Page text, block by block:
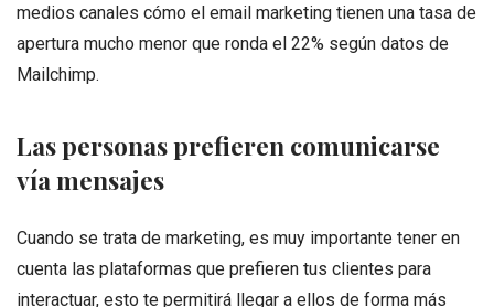
medios canales cómo el email marketing tienen una tasa de
apertura mucho menor que ronda el 22% según datos de
Mailchimp.
Las personas prefieren comunicarse
vía mensajes
Cuando se trata de marketing, es muy importante tener en
cuenta las plataformas que prefieren tus clientes para
interactuar, esto te permitirá llegar a ellos de forma más